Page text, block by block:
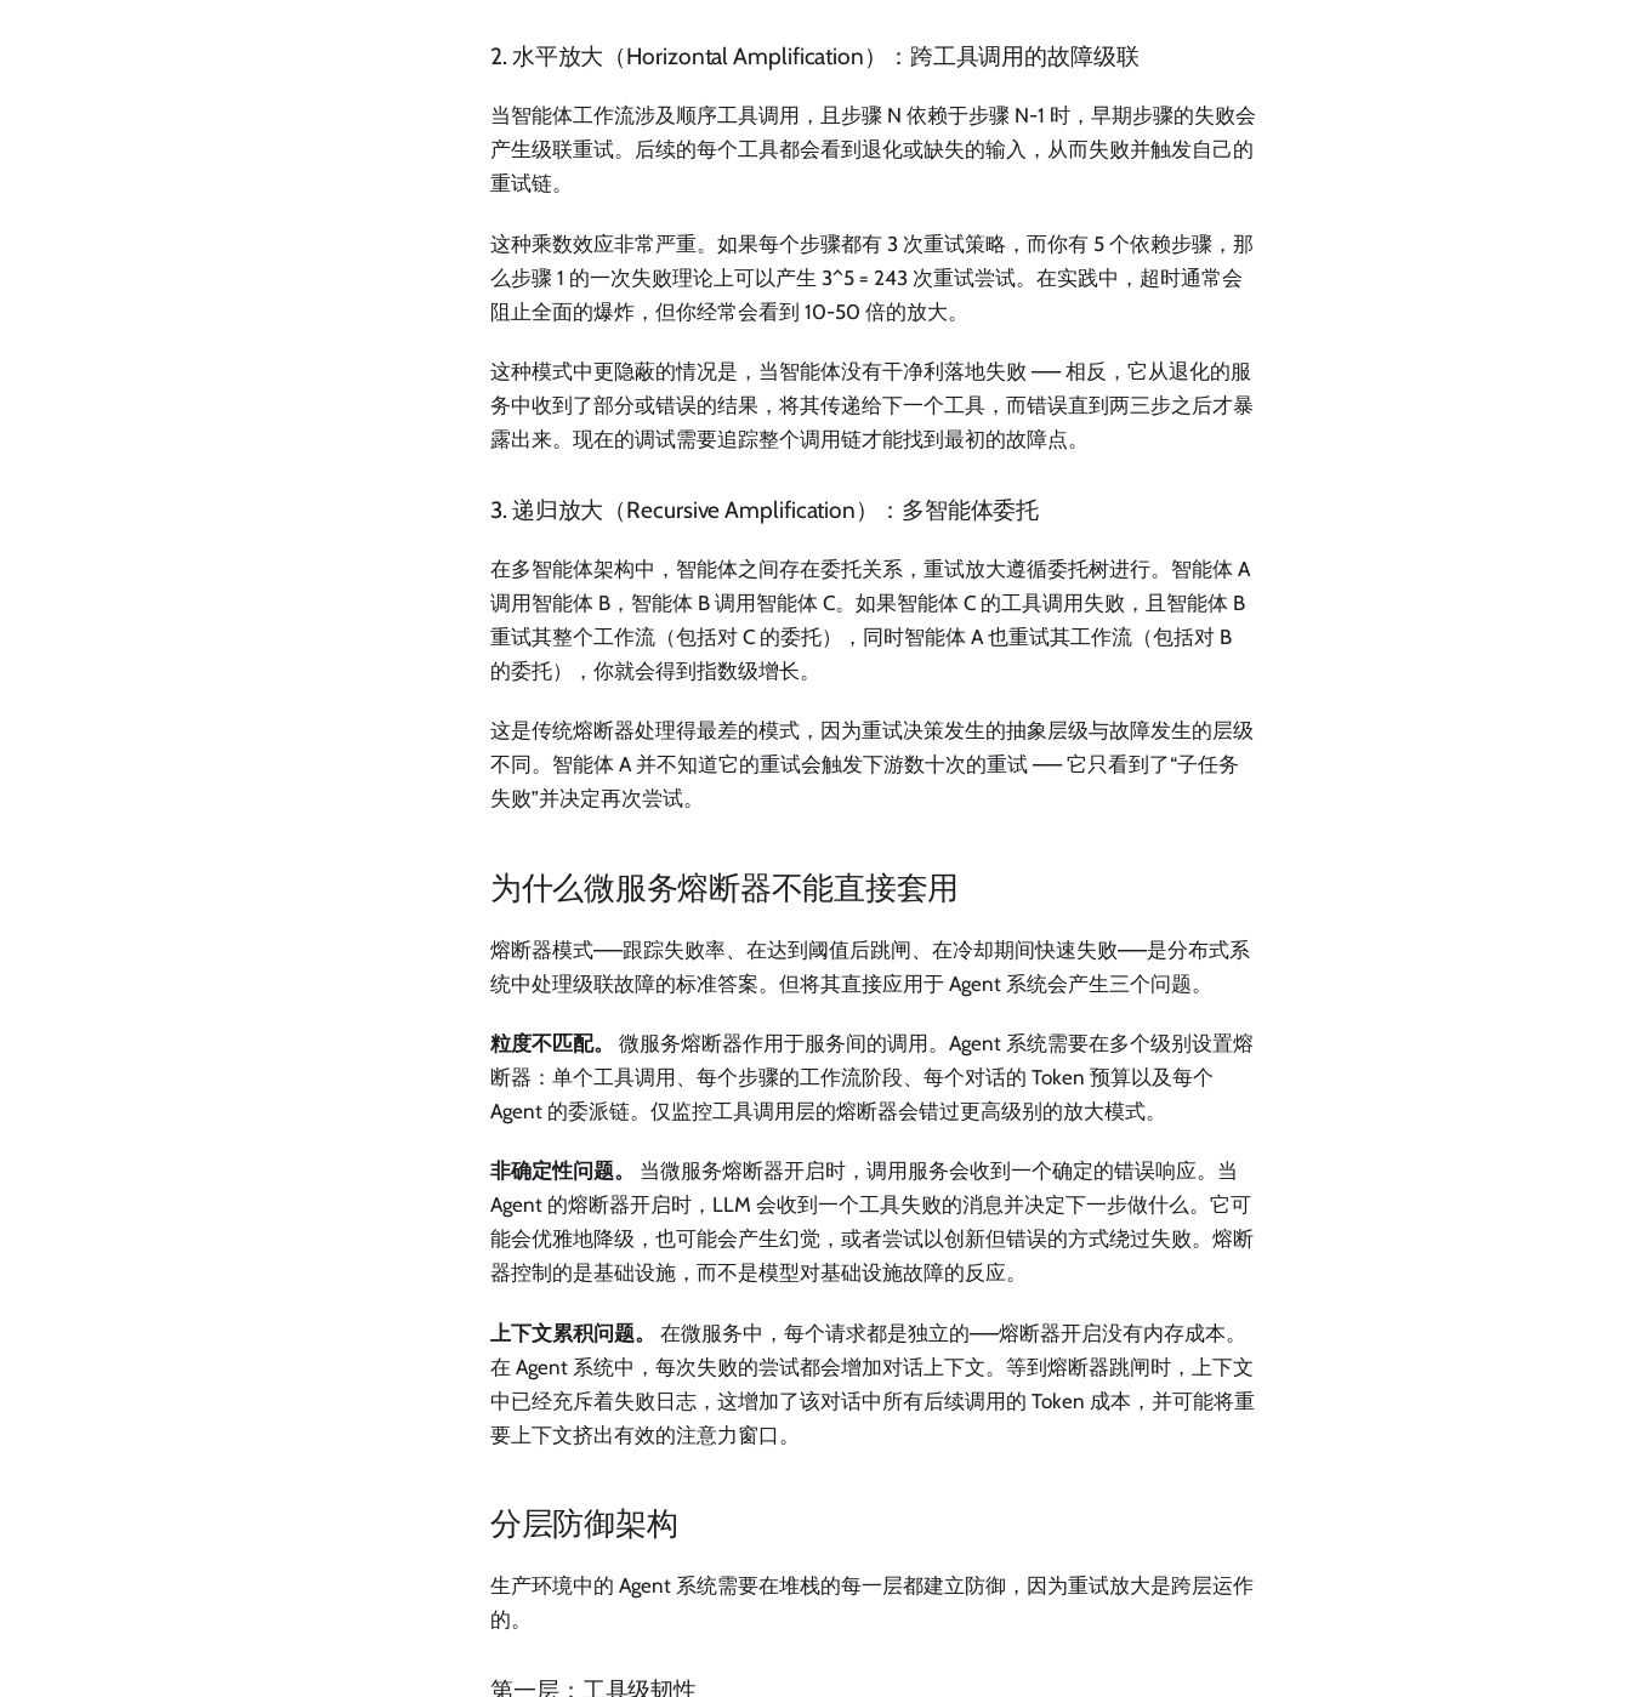
2. 水平放大（Horizontal Amplification）：跨工具调用的故障级联
当智能体工作流涉及顺序工具调用，且步骤 N 依赖于步骤 N-1 时，早期步骤的失败会
产生级联重试。后续的每个工具都会看到退化或缺失的输入，从而失败并触发自己的
重试链。
这种乘数效应非常严重。如果每个步骤都有 3 次重试策略，而你有 5 个依赖步骤，那
么步骤 1 的一次失败理论上可以产生 3^5 = 243 次重试尝试。在实践中，超时通常会
阻止全面的爆炸，但你经常会看到 10-50 倍的放大。
这种模式中更隐蔽的情况是，当智能体没有干净利落地失败 —— 相反，它从退化的服
务中收到了部分或错误的结果，将其传递给下一个工具，而错误直到两三步之后才暴
露出来。现在的调试需要追踪整个调用链才能找到最初的故障点。
3. 递归放大（Recursive Amplification）：多智能体委托
在多智能体架构中，智能体之间存在委托关系，重试放大遵循委托树进行。智能体 A
调用智能体 B，智能体 B 调用智能体 C。如果智能体 C 的工具调用失败，且智能体 B
重试其整个工作流（包括对 C 的委托），同时智能体 A 也重试其工作流（包括对 B
的委托），你就会得到指数级增长。
这是传统熔断器处理得最差的模式，因为重试决策发生的抽象层级与故障发生的层级
不同。智能体 A 并不知道它的重试会触发下游数十次的重试 —— 它只看到了“子任务
失败”并决定再次尝试。
为什么微服务熔断器不能直接套用
熔断器模式——跟踪失败率、在达到阈值后跳闸、在冷却期间快速失败——是分布式系
统中处理级联故障的标准答案。但将其直接应用于 Agent 系统会产生三个问题。
粒度不匹配。
微服务熔断器作用于服务间的调用。Agent 系统需要在多个级别设置熔
断器：单个工具调用、每个步骤的工作流阶段、每个对话的 Token 预算以及每个
Agent 的委派链。仅监控工具调用层的熔断器会错过更高级别的放大模式。
非确定性问题。
当微服务熔断器开启时，调用服务会收到一个确定的错误响应。当
Agent 的熔断器开启时，LLM 会收到一个工具失败的消息并决定下一步做什么。它可
能会优雅地降级，也可能会产生幻觉，或者尝试以创新但错误的方式绕过失败。熔断
器控制的是基础设施，而不是模型对基础设施故障的反应。
上下文累积问题。
在微服务中，每个请求都是独立的——熔断器开启没有内存成本。
在 Agent 系统中，每次失败的尝试都会增加对话上下文。等到熔断器跳闸时，上下文
中已经充斥着失败日志，这增加了该对话中所有后续调用的 Token 成本，并可能将重
要上下文挤出有效的注意力窗口。
分层防御架构
生产环境中的 Agent 系统需要在堆栈的每一层都建立防御，因为重试放大是跨层运作
的。
第一层：工具级韧性